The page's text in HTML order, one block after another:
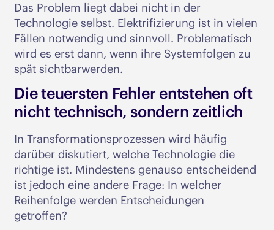
Das Problem liegt dabei nicht in der
Technologie selbst. Elektrifizierung ist in vielen
Fällen notwendig und sinnvoll. Problematisch
wird es erst dann, wenn ihre Systemfolgen zu
spät sichtbarwerden.
Die teuersten Fehler entstehen oft
nicht technisch, sondern zeitlich
In Transformationsprozessen wird häufig
darüber diskutiert, welche Technologie die
richtige ist. Mindestens genauso entscheidend
ist jedoch eine andere Frage: In welcher
Reihenfolge werden Entscheidungen
getroffen?